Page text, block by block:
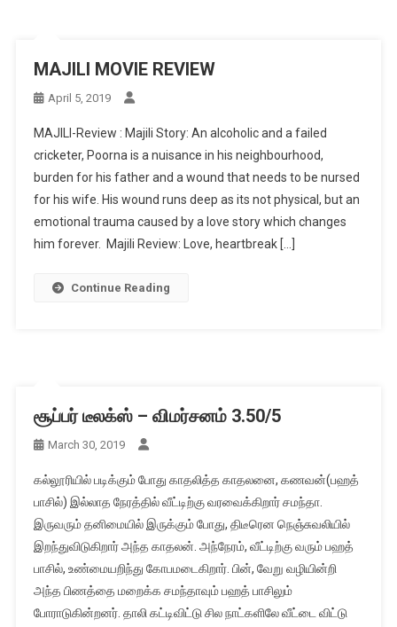
MAJILI MOVIE REVIEW
April 5, 2019
MAJILI-Review : Majili Story: An alcoholic and a failed
cricketer, Poorna is a nuisance in his neighbourhood,
burden for his father and a wound that needs to be nursed
for his wife. His wound runs deep as its not physical, but an
emotional trauma caused by a love story which changes
him forever. Majili Review: Love, heartbreak […]
Continue Reading
சூப்பர் டீலக்ஸ் – விமர்சனம் 3.50/5
March 30, 2019
கல்லூரியில் படிக்கும் போது காதலித்த காதலனை, கணவன்(பஹத்
பாசில்) இல்லாத நேரத்தில் வீட்டிற்கு வரவைக்கிறார் சமந்தா.
இருவரும் தனிமையில் இருக்கும் போது, திடீரென நெஞ்சுவலியில்
இறந்துவிடுகிறார் அந்த காதலன். அந்நேரம், வீட்டிற்கு வரும் பஹத்
பாசில், உண்மையறிந்து கோபமடைகிறார். பின், வேறு வழியின்றி
அந்த பிணத்தை மறைக்க சமந்தாவும் பஹத் பாசிலும்
போராடுகின்றனர். தாலி கட்டிவிட்டு சில நாட்களிலே வீட்டை விட்டு